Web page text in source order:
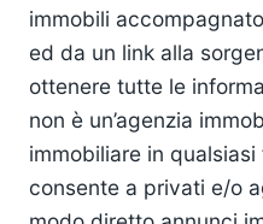
immobili
ed da un link alla
ottenere tutte le
non è un’agenzia
immobiliare in
consente a privati e/o